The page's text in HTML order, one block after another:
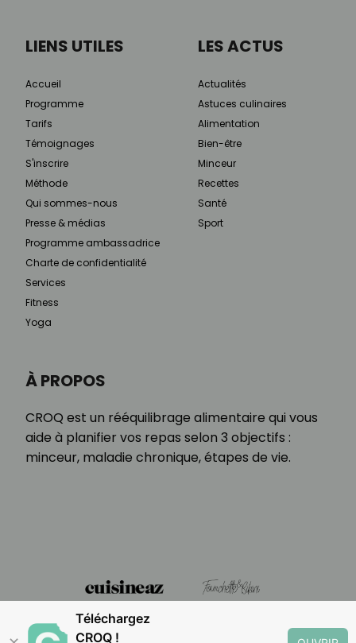
À PROPOS
CROQ est un rééquilibrage alimentaire qui vous
aide à planifier vos repas selon 3 objectifs :
minceur, maladie chronique, étapes de vie.
LIENS UTILES
Accueil
Programme
Tarifs
Témoignages
S'inscrire
Méthode
Qui sommes-nous
Presse & médias
Programme ambassadrice
Charte de confidentialité
Services
Fitness
Yoga
LES ACTUS
Actualités
Astuces culinaires
Alimentation
Bien-être
Minceur
Recettes
Santé
Sport
Téléchargez
CROQ !